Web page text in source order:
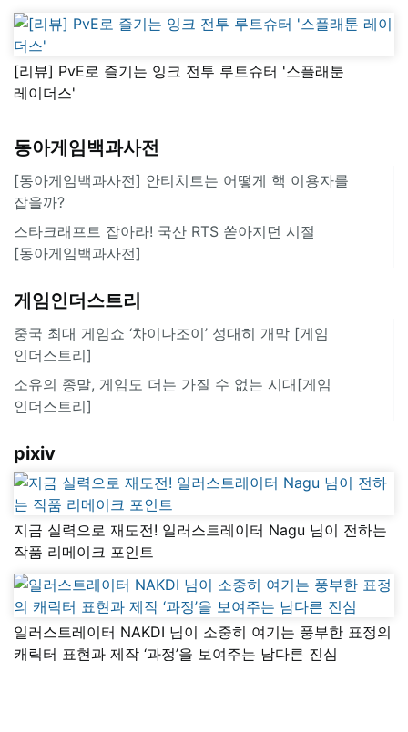
[리뷰] PvE로 즐기는 잉크 전투 루트슈터 '스플래툰
레이더스'
동아게임백과사전
[동아게임백과사전] 안티치트는 어떻게 핵 이용자를
잡을까?
스타크래프트 잡아라! 국산 RTS 쏟아지던 시절
[동아게임백과사전]
게임인더스트리
중국 최대 게임쇼 ‘차이나조이’ 성대히 개막 [게임
인더스트리]
소유의 종말, 게임도 더는 가질 수 없는 시대[게임
인더스트리]
pixiv
지금 실력으로 재도전! 일러스트레이터 Nagu 님이 전하는
작품 리메이크 포인트
일러스트레이터 NAKDI 님이 소중히 여기는 풍부한 표정의
캐릭터 표현과 제작 ‘과정’을 보여주는 남다른 진심